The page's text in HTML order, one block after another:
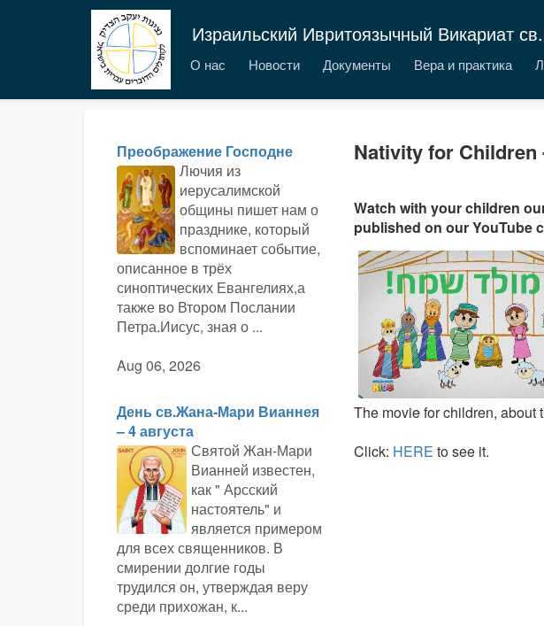
Израильский Ивритоязычный Викариат
О нас Новости Документы Вера и практика
Преображение Господне
Лючия из
иерусалимской
общины пишет нам о
празднике, который
вспоминает событие,
описанное в трёх
синоптических Евангелиях,а
также во Втором Послании
Петра.Иисус, зная о ...
Aug 06, 2026
День св.Жана-Мари Вианнея
– 4 августа
Святой Жан-Мари
Вианней известен,
как " Арсский
настоятель" и
является примером
для всех священников. В
смирении долгие годы
трудился он, утверждая веру
среди прихожан, к...
Nativity for Children
Watch with your children
published on our YouTube
The movie for children, about
Click: HERE to see it.